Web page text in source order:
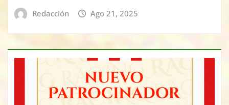
Redacción Ago 21, 2025